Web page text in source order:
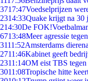
3717:47Voedselprijzen
2314:33Quake krijgt na 30
214:30De
6713:48Meer agressie
3111:52Amsterdams
2711:46Kabinet geeft
2311:14OM eist TBS tegen
3011:08Tropische hitte